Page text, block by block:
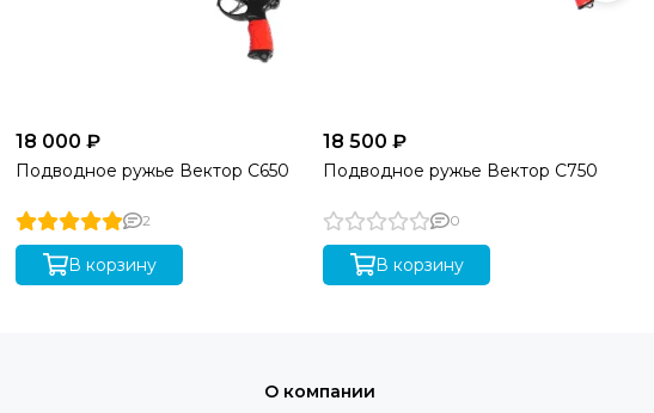
18 000 ₽
Подводное ружье Вектор C650
2
В корзину
18 500 ₽
Подводное ружье Вектор C750
0
В корзину
О компании